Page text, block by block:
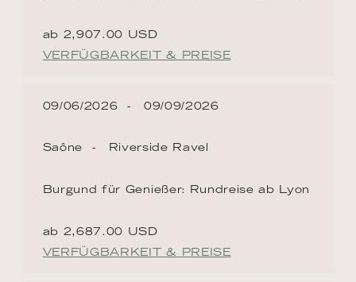
ab 2,907.00 USD
VERFÜGBARKEIT & PREISE
09/06/2026 09/09/2026
Saône Riverside Ravel
Burgund für Genießer: Rundreise ab Lyon
ab 2,687.00 USD
VERFÜGBARKEIT & PREISE